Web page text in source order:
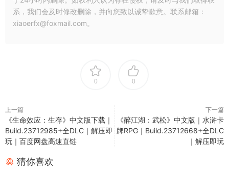
系，我们会及时修改删除，并向您致以诚挚歉意。联系邮箱：
xiaoerfx@foxmail.com。
0 0
上一篇
《生命效应：生存》中文版下载｜
Build.23712985+全DLC｜解压即
玩｜百度网盘高速直链
下一篇
《醉江湖：武松》中文版｜水浒卡
牌RPG｜Build.23712668+全DLC
｜解压即玩
猜你喜欢